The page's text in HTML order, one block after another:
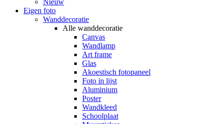
Eigen foto
Wanddecoratie
Alle wanddecoratie
Canvas
Wandlamp
Art frame
Glas
Akoestisch fotopaneel
Foto in lijst
Aluminium
Poster
Wandkleed
Schoolplaat